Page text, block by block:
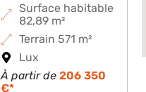
Surface habitable
82,89 m²
Terrain 571 m²
Lux
À partir de 206 350
€*